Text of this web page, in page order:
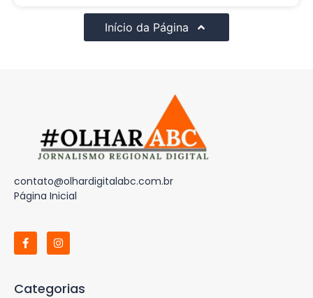
Início da Página
contato@olhardigitalabc.com.br
Página Inicial
Categorias